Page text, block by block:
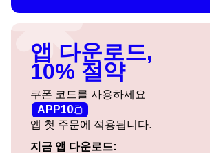
앱 다운로드,
10% 절약
쿠폰 코드를 사용하세요
APP10
앱 첫 주문에 적용됩니다.
지금 앱 다운로드: